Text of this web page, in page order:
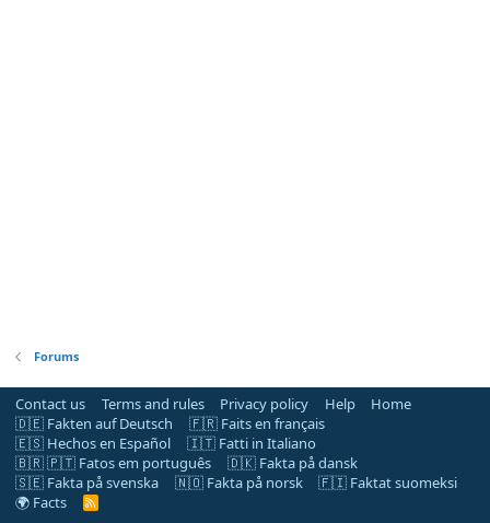
Forums
Contact us Terms and rules Privacy policy Help
Home
🇩🇪 Fakten auf Deutsch
🇫🇷 Faits en français
🇪🇸 Hechos en Español
🇮🇹 Fatti in Italiano
🇧🇷 🇵🇹 Fatos em português
🇩🇰 Fakta på dansk
🇸🇪 Fakta på svenska
🇳🇴 Fakta på norsk
🇫🇮 Faktat suomeksi
🌍 Facts
R